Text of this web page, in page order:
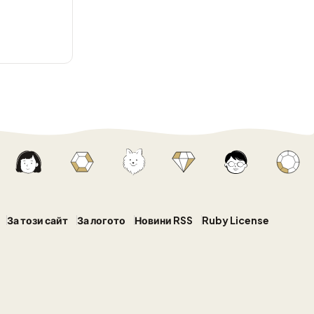
За този сайт За логото Новини RSS Ruby License